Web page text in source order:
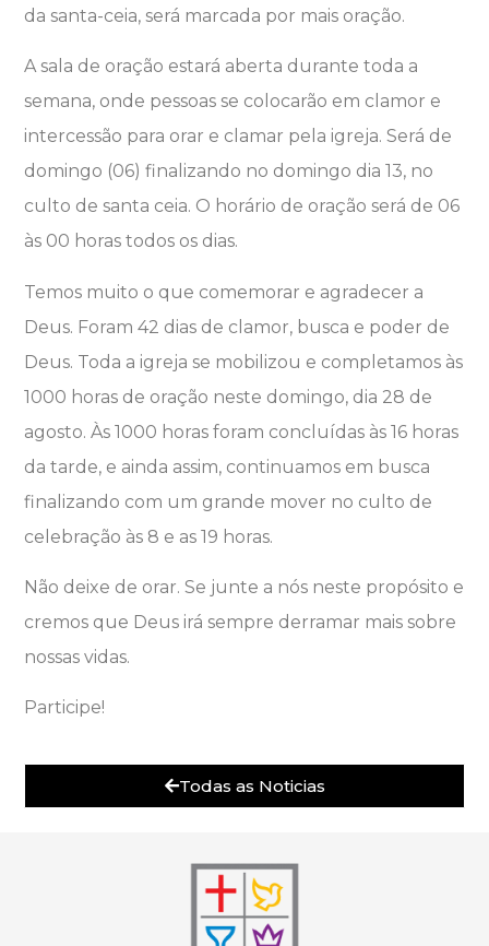
da santa-ceia, será marcada por mais oração.
A sala de oração estará aberta durante toda a
semana, onde pessoas se colocarão em clamor e
intercessão para orar e clamar pela igreja. Será de
domingo (06) finalizando no domingo dia 13, no
culto de santa ceia. O horário de oração será de 06
às 00 horas todos os dias.
Temos muito o que comemorar e agradecer a
Deus. Foram 42 dias de clamor, busca e poder de
Deus. Toda a igreja se mobilizou e completamos às
1000 horas de oração neste domingo, dia 28 de
agosto. Às 1000 horas foram concluídas às 16 horas
da tarde, e ainda assim, continuamos em busca
finalizando com um grande mover no culto de
celebração às 8 e as 19 horas.
Não deixe de orar. Se junte a nós neste propósito e
cremos que Deus irá sempre derramar mais sobre
nossas vidas.
Participe!
Todas as Noticias